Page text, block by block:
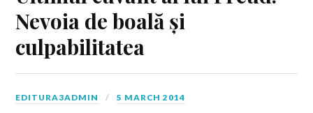
Nevoia de boală și
culpabilitatea
EDITURA3ADMIN 5 MARCH 2014